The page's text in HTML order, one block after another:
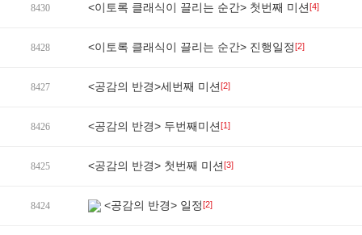
8430 <이토록 클래식이 끌리는 순간> 첫번째 미션[4]
8428 <이토록 클래식이 끌리는 순간> 진행일정[2]
8427 <공감의 반경>세번째 미션[2]
8426 <공감의 반경> 두번째미션[1]
8425 <공감의 반경> 첫번째 미션[3]
8424 <공감의 반경> 일정[2]